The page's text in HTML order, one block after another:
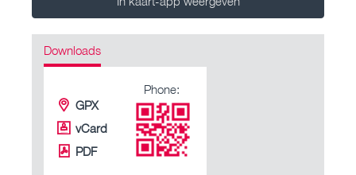
Downloads
GPX
vCard
PDF
Phone: